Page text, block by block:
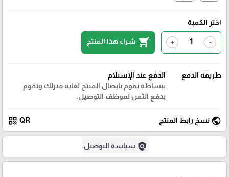
اختر الكمية
-
+
shopping_cart شراء هذا المنتج
طريقة الدفع
الدفع عند الإستلام
ببساطة نقوم بايصال المنتج لغاية منزلك وتقوم
بدفع الثمن لموظف التوصيل.
public نسخ رابط المنتج QR
qr_code
policy سياسة التوصيل